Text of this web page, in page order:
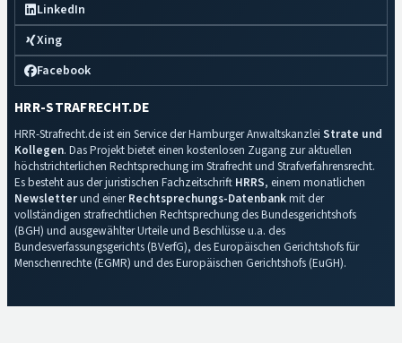
LinkedIn
Xing
Facebook
HRR-STRAFRECHT.DE
HRR-Strafrecht.de ist ein Service der Hamburger Anwaltskanzlei Strate und
Kollegen. Das Projekt bietet einen kostenlosen Zugang zur aktuellen
höchstrichterlichen Rechtsprechung im Strafrecht und Strafverfahrensrecht.
Es besteht aus der juristischen Fachzeitschrift HRRS, einem monatlichen
Newsletterund einerRechtsprechungs-Datenbankmit der
vollständigen strafrechtlichen Rechtsprechung des Bundesgerichtshofs
(BGH) und ausgewählter Urteile und Beschlüsse u.a. des
Bundesverfassungsgerichts (BVerfG), des Europäischen Gerichtshofs für
Menschenrechte (EGMR) und des Europäischen Gerichtshofs (EuGH).